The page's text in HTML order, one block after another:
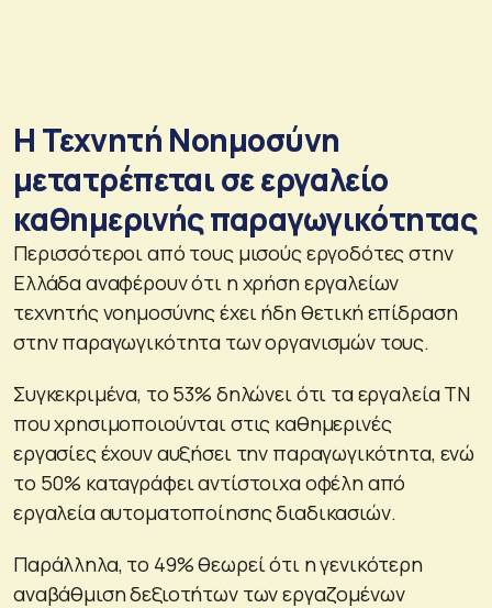
Η Τεχνητή Νοημοσύνη
μετατρέπεται σε εργαλείο
καθημερινής παραγωγικότητας
Περισσότεροι από τους μισούς εργοδότες στην
Ελλάδα αναφέρουν ότι η χρήση εργαλείων
τεχνητής νοημοσύνης έχει ήδη θετική επίδραση
στην παραγωγικότητα των οργανισμών τους.
Συγκεκριμένα, το 53% δηλώνει ότι τα εργαλεία ΤΝ
που χρησιμοποιούνται στις καθημερινές
εργασίες έχουν αυξήσει την παραγωγικότητα, ενώ
το 50% καταγράφει αντίστοιχα οφέλη από
εργαλεία αυτοματοποίησης διαδικασιών.
Παράλληλα, το 49% θεωρεί ότι η γενικότερη
αναβάθμιση δεξιοτήτων των εργαζομένων